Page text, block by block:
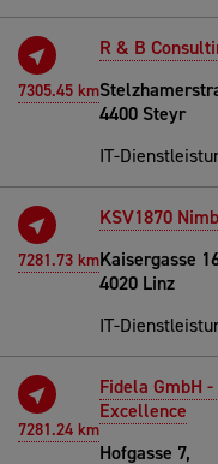
7305.45 km
R & B
4400 Steyr
IT-
7281.73 km
KSV1870
Kaisergasse
4020 Linz
IT-
7281.24 km
Fidela GmbH
Excellence
Hofgasse 7,